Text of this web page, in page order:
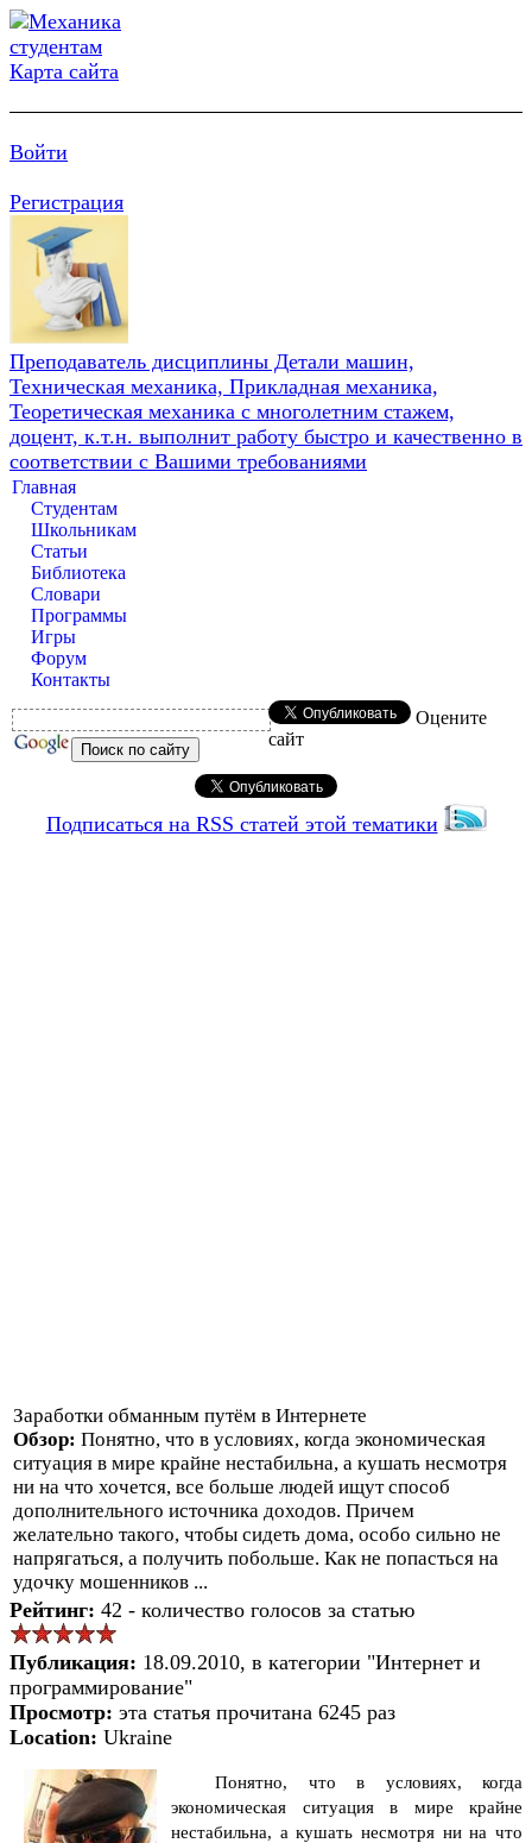
Карта сайта
Войти
Регистрация
Преподаватель дисциплины Детали машин,
Техническая механика, Прикладная механика,
Теоретическая механика с многолетним стажем,
доцент, к.т.н. выполнит работу быстро и качественно в
соответствии с Вашими требованиями
Главная
Студентам
Школьникам
Статьи
Библиотека
Словари
Программы
Игры
Форум
Контакты
Оцените
сайт
Подписаться на RSS статей этой тематики
Заработки обманным путём в Интернете
Обзор: Понятно, что в условиях, когда экономическая
ситуация в мире крайне нестабильна, а кушать несмотря
ни на что хочется, все больше людей ищут способ
дополнительного источника доходов. Причем
желательно такого, чтобы сидеть дома, особо сильно не
напрягаться, а получить побольше. Как не попасться на
удочку мошенников ...
Рейтинг: 42 - количество голосов за статью
Публикация: 18.09.2010, в категории "Интернет и
программирование"
Просмотр: эта статья прочитана 6245 раз
Location: Ukraine
Понятно, что в условиях, когда
экономическая ситуация в мире крайне
нестабильна, а кушать несмотря ни на что